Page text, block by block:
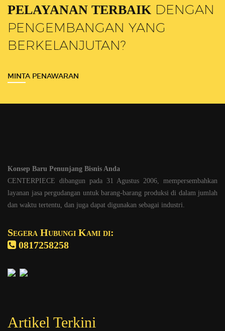
PELAYANAN TERBAIK DENGAN
PENGEMBANGAN YANG
BERKELANJUTAN?
MINTA PENAWARAN
Konsep Baru Penunjang Bisnis Anda
CENTERPIECE dibangun pada 31 Agustus 2006, mempersembahkan
layanan jasa pergudangan untuk barang-barang produksi di dalam jumlah
dan waktu tertentu, dan juga dapat digunakan sebagai industri.
Segera Hubungi Kami di:
0817258258
Artikel Terkini